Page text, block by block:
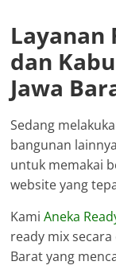
Layanan
dan
Jawa
Sedang
bangunan
untuk memakai
website yang
KamiAneka
ready mix
Barat yang